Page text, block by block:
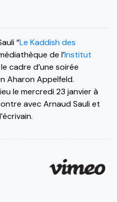
“Le Kaddish des
de l’Institut
cadre d’une soirée
Aharon Appelfeld.
le mercredi 23 janvier à
avec Arnaud Sauli et